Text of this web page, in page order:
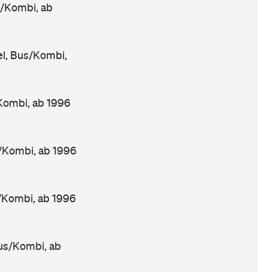
Kombi, ab
Bus/Kombi,
ab 1996
ab 1996
ab 1996
Kombi, ab